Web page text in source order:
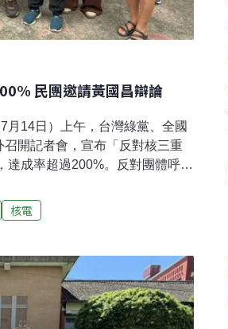
民團邀請黃國昌辯論
月14日）上午，台灣綠黨、全國
開記者會，宣布「反對核三重
達成率超過200%。反對團體呼籲
連署達成率200% 核三公投成
同召集人甘崇緯今日於中央選
之下，短短10天就收集到了超過
公民的力量，這就是反對核三重
性公民投票辦事處及辦事人員
請設置全國性公民投票辦事
核電